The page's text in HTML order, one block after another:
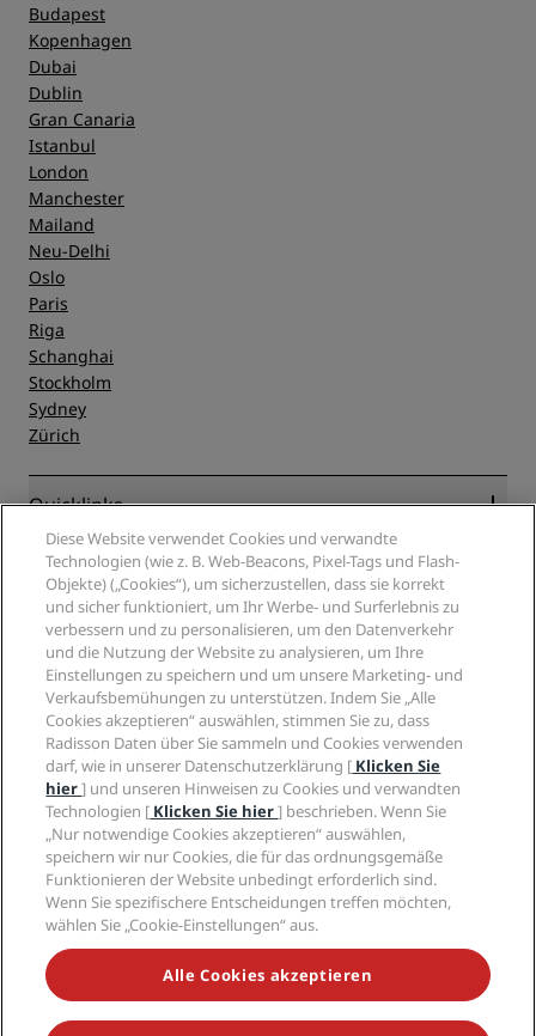
Budapest
Kopenhagen
Dubai
Dublin
Gran Canaria
Istanbul
London
Manchester
Mailand
Neu-Delhi
Oslo
Paris
Riga
Schanghai
Stockholm
Sydney
Zürich
Quicklinks
Radisson Rewards
Online-Bestpreisgarantie
Blog
Reiseziele
Neue und aufstrebende Hotels
Radisson Hotels APP
„Sports Approved“-Hotels
Familienfreundliche Hotels
Gesundheit & Sicherheit
Mitarbeiter der Reisebranche
Partner
Reisebüros
Unternehmen
Radisson Hotel Group
Medien
Karriere RHG
Karriere PPHE
Karrieren EHL
The Club by RHG
Entwicklungsmöglichkeiten
Responsible Business – Unser Engagement
Einkauf
Rechtliches
Privacy Centre
Rechtliche Hinweise
Radisson Rewards Geschäftsbedingungen
Website-Nutzungsvereinbarung
Digitale Barrierefreiheit
Moderne Sklaverei – Erklärung
Hilfe
Verbrauchermeldungen
Kontakt
FAQ
Inhaltsübersicht
Soziale Medien
Marken von Radisson Hotels
Diese Website verwendet Cookies und verwandte
Technologien (wie z. B. Web-Beacons, Pixel-Tags und Flash-
Objekte) („Cookies“), um sicherzustellen, dass sie korrekt
und sicher funktioniert, um Ihr Werbe- und Surferlebnis zu
verbessern und zu personalisieren, um den Datenverkehr
und die Nutzung der Website zu analysieren, um Ihre
Einstellungen zu speichern und um unsere Marketing- und
Verkaufsbemühungen zu unterstützen. Indem Sie „Alle
Cookies akzeptieren“ auswählen, stimmen Sie zu, dass
Radisson Daten über Sie sammeln und Cookies verwenden
darf, wie in unserer Datenschutzerklärung [ Klicken Sie
hier] und unseren Hinweisen zu Cookies und verwandten
Technologien [ Klicken Sie hier] beschrieben. Wenn Sie
„Nur notwendige Cookies akzeptieren“ auswählen,
speichern wir nur Cookies, die für das ordnungsgemäße
Funktionieren der Website unbedingt erforderlich sind.
Wenn Sie spezifischere Entscheidungen treffen möchten,
wählen Sie „Cookie-Einstellungen“ aus.
Alle Cookies akzeptieren